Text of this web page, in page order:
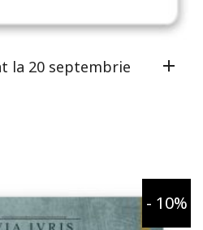
la 20 septembrie
- 10%